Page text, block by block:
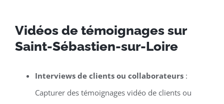
Vidéos de témoignages sur
Saint-Sébastien-sur-Loire
Interviews de clients ou collaborateurs:
Capturer des témoignages vidéo de clients ou